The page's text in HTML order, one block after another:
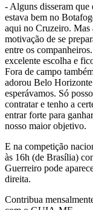
- Alguns disseram que
estava bem no
aqui no Cruzeiro. Mas
motivação de se
entre os
excelente escolha e
Fora de campo
adorou Belo
esperávamos. Só
contratar e tenho a
entrar forte para
nosso maior objetivo.
E na competição
às 16h (de Brasília)
Guerreiro pode
direita.
Contribua